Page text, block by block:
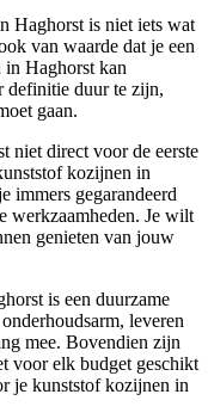
Haghorst is niet iets wat
van waarde dat je een
Haghorst kan
definitie duur te zijn,
gaan.
niet direct voor de eerste
kozijnen in
immers gegarandeerd
werkzaamheden. Je wilt
genieten van jouw
is een duurzame
leveren
mee. Bovendien zijn
voor elk budget geschikt
je kunststof kozijnen in